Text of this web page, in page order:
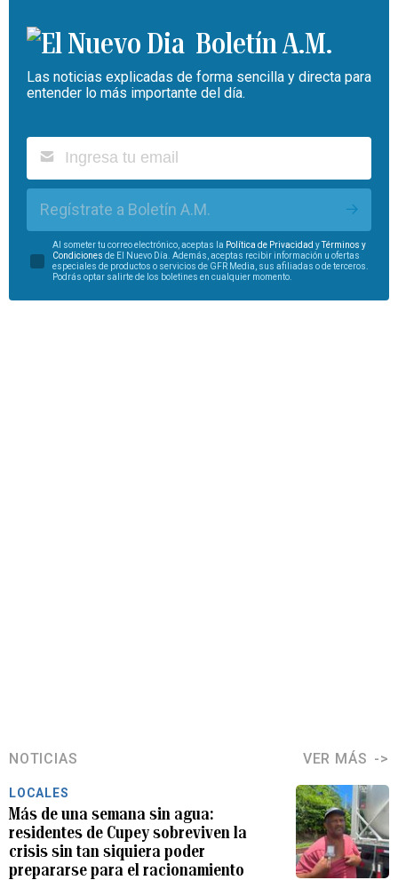
Boletín A.M.
Las noticias explicadas de forma sencilla y directa para
entender lo más importante del día.
Regístrate a Boletín A.M.
Al someter tu correo electrónico, aceptas la Política de Privacidad yTérminos y
Condiciones de El Nuevo Día. Además, aceptas recibir información u ofertas
especiales de productos o servicios de GFR Media, sus afiliadas o de terceros.
Podrás optar salirte de los boletines en cualquier momento.
NOTICIAS VER MÁS
LOCALES
Más de una semana sin agua:
residentes de Cupey sobreviven la
crisis sin tan siquiera poder
prepararse para el racionamiento